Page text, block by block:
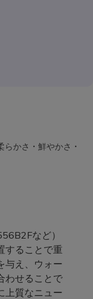
かさ・鮮やかさ・
など）
することで重
与え、ウォー
わせることで
上質なニュー